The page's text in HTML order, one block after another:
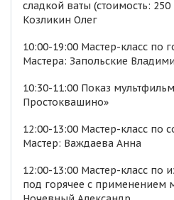
сладкой ваты (стоимость:
Козликин Олег
10:00-19:00 Мастер-класс по
Мастера: Запольские
10:30-11:00 Показ
Простоквашино»
12:00-13:00 Мастер-класс по
Мастер: Важдаева Анна
12:00-13:00 Мастер-класс по
под горячее с применением